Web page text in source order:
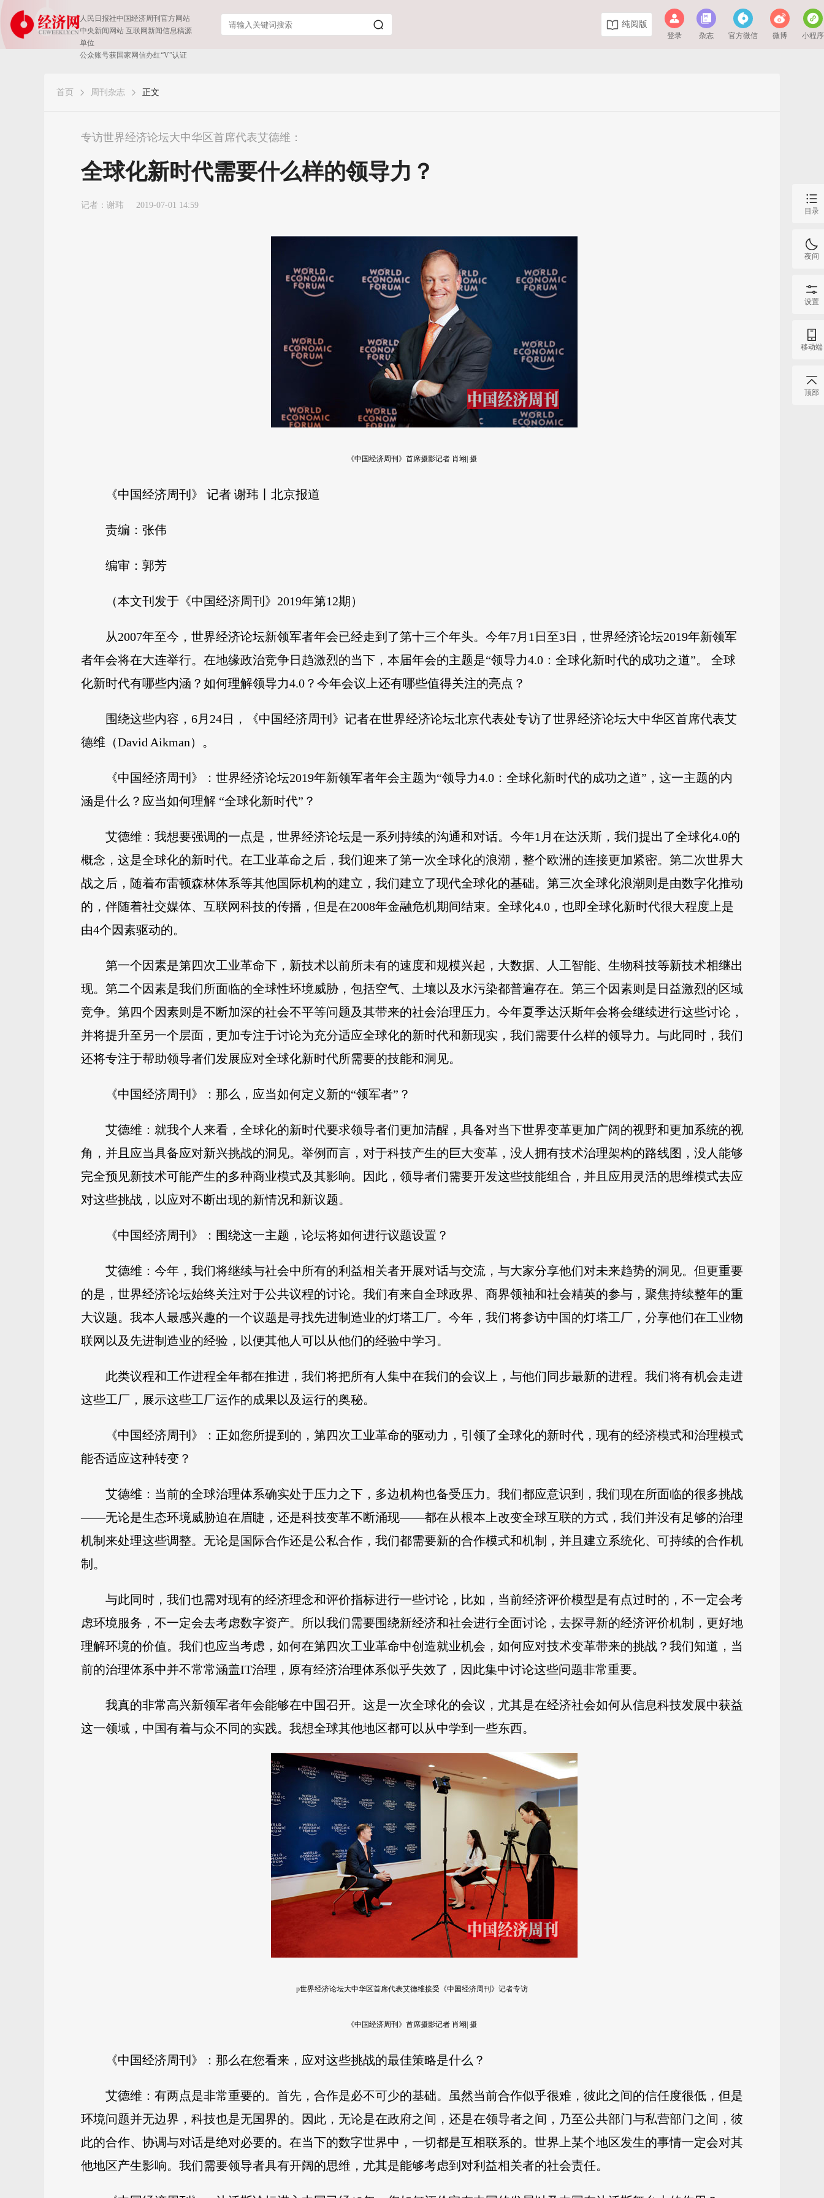
人民日报社中国经济周刊官方网站
中央新闻网站 互联网新闻信息稿源
单位
公众账号获国家网信办红“V”认证
纯阅版
登录 杂志 官方微信 微博 小程序
首页 周刊杂志 正文
专访世界经济论坛大中华区首席代表艾德维：
全球化新时代需要什么样的领导力？
记者： 谢玮 2019-07-01 14:59
《中国经济周刊》首席摄影记者 肖翊| 摄
《中国经济周刊》 记者 谢玮丨北京报道
责编：张伟
编审：郭芳
（本文刊发于《中国经济周刊》2019年第12期）
从2007年至今，世界经济论坛新领军者年会已经走到了第十三个年头。今年7月1日至3日，世界经济论坛2019年新领军
者年会将在大连举行。在地缘政治竞争日趋激烈的当下，本届年会的主题是“领导力4.0：全球化新时代的成功之道”。 全球
化新时代有哪些内涵？如何理解领导力4.0？今年会议上还有哪些值得关注的亮点？
围绕这些内容，6月24日，《中国经济周刊》记者在世界经济论坛北京代表处专访了世界经济论坛大中华区首席代表艾
德维（David Aikman）。
《中国经济周刊》：世界经济论坛2019年新领军者年会主题为“领导力4.0：全球化新时代的成功之道”，这一主题的内
涵是什么？应当如何理解 “全球化新时代”？
艾德维：我想要强调的一点是，世界经济论坛是一系列持续的沟通和对话。今年1月在达沃斯，我们提出了全球化4.0的
概念，这是全球化的新时代。在工业革命之后，我们迎来了第一次全球化的浪潮，整个欧洲的连接更加紧密。第二次世界大
战之后，随着布雷顿森林体系等其他国际机构的建立，我们建立了现代全球化的基础。第三次全球化浪潮则是由数字化推动
的，伴随着社交媒体、互联网科技的传播，但是在2008年金融危机期间结束。全球化4.0，也即全球化新时代很大程度上是
由4个因素驱动的。
第一个因素是第四次工业革命下，新技术以前所未有的速度和规模兴起，大数据、人工智能、生物科技等新技术相继出
现。第二个因素是我们所面临的全球性环境威胁，包括空气、土壤以及水污染都普遍存在。第三个因素则是日益激烈的区域
竞争。第四个因素则是不断加深的社会不平等问题及其带来的社会治理压力。今年夏季达沃斯年会将会继续进行这些讨论，
并将提升至另一个层面，更加专注于讨论为充分适应全球化的新时代和新现实，我们需要什么样的领导力。与此同时，我们
还将专注于帮助领导者们发展应对全球化新时代所需要的技能和洞见。
《中国经济周刊》：那么，应当如何定义新的“领军者”？
艾德维：就我个人来看，全球化的新时代要求领导者们更加清醒，具备对当下世界变革更加广阔的视野和更加系统的视
角，并且应当具备应对新兴挑战的洞见。举例而言，对于科技产生的巨大变革，没人拥有技术治理架构的路线图，没人能够
完全预见新技术可能产生的多种商业模式及其影响。因此，领导者们需要开发这些技能组合，并且应用灵活的思维模式去应
对这些挑战，以应对不断出现的新情况和新议题。
《中国经济周刊》：围绕这一主题，论坛将如何进行议题设置？
艾德维：今年，我们将继续与社会中所有的利益相关者开展对话与交流，与大家分享他们对未来趋势的洞见。但更重要
的是，世界经济论坛始终关注对于公共议程的讨论。我们有来自全球政界、商界领袖和社会精英的参与，聚焦持续整年的重
大议题。我本人最感兴趣的一个议题是寻找先进制造业的灯塔工厂。今年，我们将参访中国的灯塔工厂，分享他们在工业物
联网以及先进制造业的经验，以便其他人可以从他们的经验中学习。
此类议程和工作进程全年都在推进，我们将把所有人集中在我们的会议上，与他们同步最新的进程。我们将有机会走进
这些工厂，展示这些工厂运作的成果以及运行的奥秘。
《中国经济周刊》：正如您所提到的，第四次工业革命的驱动力，引领了全球化的新时代，现有的经济模式和治理模式
能否适应这种转变？
艾德维：当前的全球治理体系确实处于压力之下，多边机构也备受压力。我们都应意识到，我们现在所面临的很多挑战
——无论是生态环境威胁迫在眉睫，还是科技变革不断涌现——都在从根本上改变全球互联的方式，我们并没有足够的治理
机制来处理这些调整。无论是国际合作还是公私合作，我们都需要新的合作模式和机制，并且建立系统化、可持续的合作机
制。
与此同时，我们也需对现有的经济理念和评价指标进行一些讨论，比如，当前经济评价模型是有点过时的，不一定会考
虑环境服务，不一定会去考虑数字资产。所以我们需要围绕新经济和社会进行全面讨论，去探寻新的经济评价机制，更好地
理解环境的价值。我们也应当考虑，如何在第四次工业革命中创造就业机会，如何应对技术变革带来的挑战？我们知道，当
前的治理体系中并不常常涵盖IT治理，原有经济治理体系似乎失效了，因此集中讨论这些问题非常重要。
我真的非常高兴新领军者年会能够在中国召开。这是一次全球化的会议，尤其是在经济社会如何从信息科技发展中获益
这一领域，中国有着与众不同的实践。我想全球其他地区都可以从中学到一些东西。
p世界经济论坛大中华区首席代表艾德维接受《中国经济周刊》记者专访
《中国经济周刊》首席摄影记者 肖翊| 摄
《中国经济周刊》：那么在您看来，应对这些挑战的最佳策略是什么？
艾德维：有两点是非常重要的。首先，合作是必不可少的基础。虽然当前合作似乎很难，彼此之间的信任度很低，但是
环境问题并无边界，科技也是无国界的。因此，无论是在政府之间，还是在领导者之间，乃至公共部门与私营部门之间，彼
此的合作、协调与对话是绝对必要的。在当下的数字世界中，一切都是互相联系的。世界上某个地区发生的事情一定会对其
他地区产生影响。我们需要领导者具有开阔的思维，尤其是能够考虑到对利益相关者的社会责任。
目录
夜间
设置
移动端
顶部